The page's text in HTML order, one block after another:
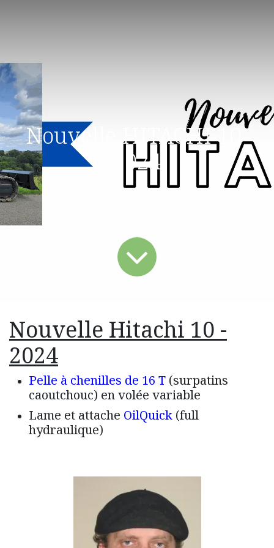
Nouvelle HITACHI 10-
2024
Nouvelle Hitachi 10 -
2024
Pelle à chenilles de 16 T (surpatins
caoutchouc) en volée variable
Lame et attache OilQuick (full
hydraulique)